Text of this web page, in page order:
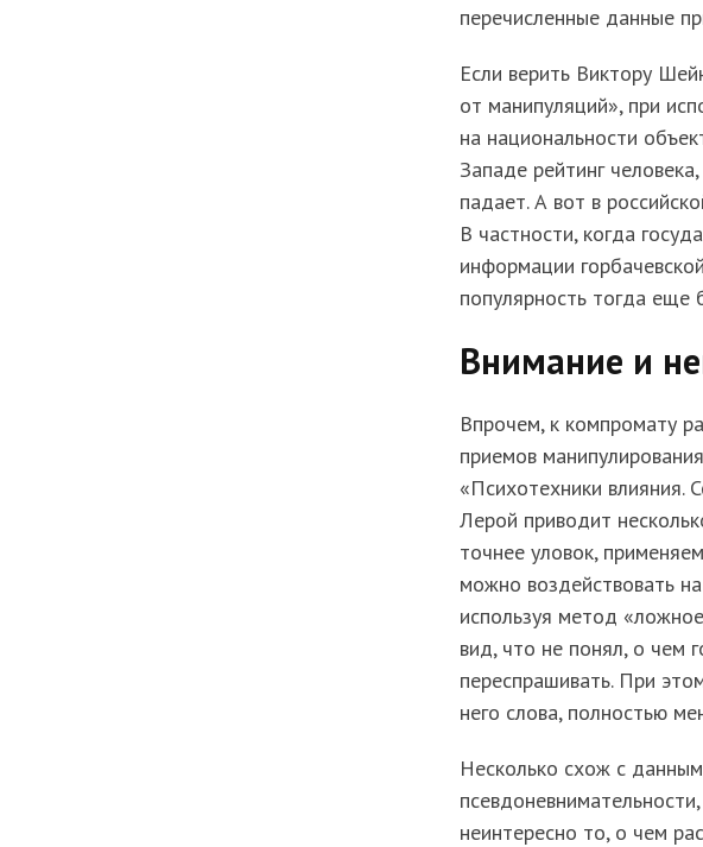
перечисленные данные
Если верить Виктору
от манипуляций», при
на национальности
Западе рейтинг
падает. А вот в
В частности, когда
информации
популярность тогда еще
Внимание и
Впрочем, к компромату
приемов
«Психотехники влияния.
Лерой приводит
точнее уловок,
можно воздействовать
используя метод
вид, что не понял, о чем
переспрашивать. При
него слова, полностью
Несколько схож с
неинтересно то, о чем